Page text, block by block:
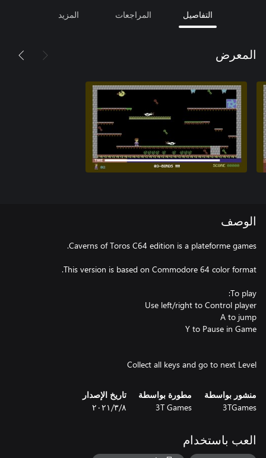
التفاصيل المراجعات المزيد
المعرض
الوصف
Collect all keys and go to next Level
منشور بواسطة
3TGames
مطورة بواسطة
3T Games
تاريخ الإصدار
٨‏/٣‏/٢٠٢١
العب باستخدام